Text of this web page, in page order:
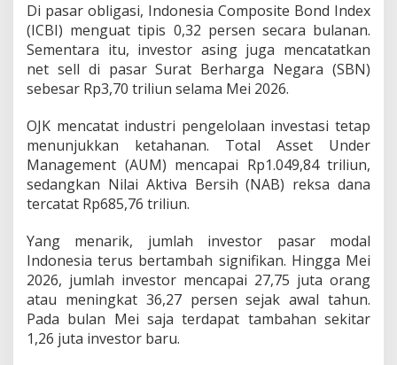
Di pasar obligasi, Indonesia Composite Bond Index
(ICBI) menguat tipis 0,32 persen secara bulanan.
Sementara itu, investor asing juga mencatatkan
net sell di pasar Surat Berharga Negara (SBN)
sebesar Rp3,70 triliun selama Mei 2026.
OJK mencatat industri pengelolaan investasi tetap
menunjukkan ketahanan. Total Asset Under
Management (AUM) mencapai Rp1.049,84 triliun,
sedangkan Nilai Aktiva Bersih (NAB) reksa dana
tercatat Rp685,76 triliun.
Yang menarik, jumlah investor pasar modal
Indonesia terus bertambah signifikan. Hingga Mei
2026, jumlah investor mencapai 27,75 juta orang
atau meningkat 36,27 persen sejak awal tahun.
Pada bulan Mei saja terdapat tambahan sekitar
1,26 juta investor baru.